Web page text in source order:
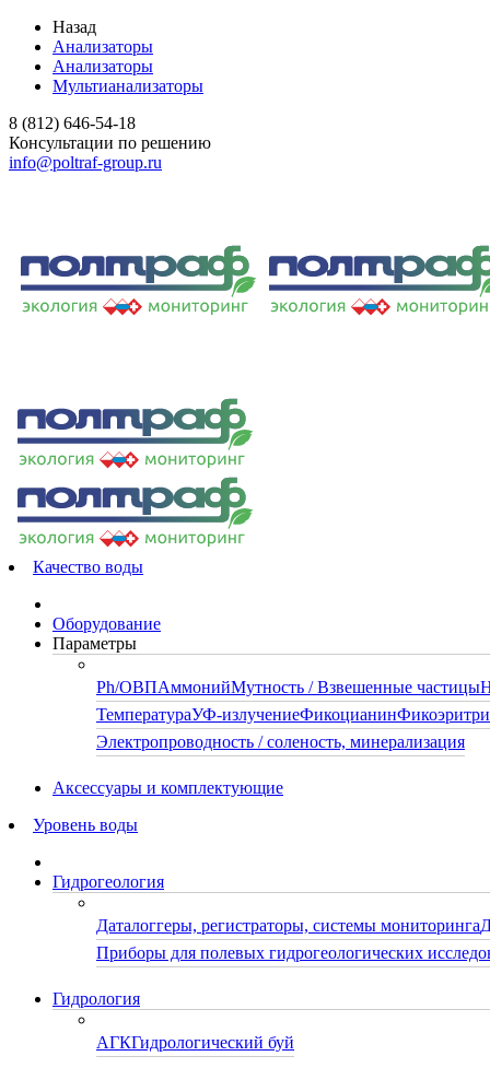
Назад
Анализаторы
Анализаторы
Мультианализаторы
8 (812) 646-54-18
Консультации по решению
info@poltraf-group.ru
Качество воды
Оборудование
Параметры
Ph/ОВПАммонийМутность / Взвешенные частицы
ТемператураУФ-излучениеФикоцианин
Электропроводность / соленость, минерализация
Аксессуары и комплектующие
Уровень воды
Гидрогеология
Даталоггеры, регистраторы, системы мониторинга
Приборы для полевых гидрогеологических
Гидрология
АГКГидрологический буй